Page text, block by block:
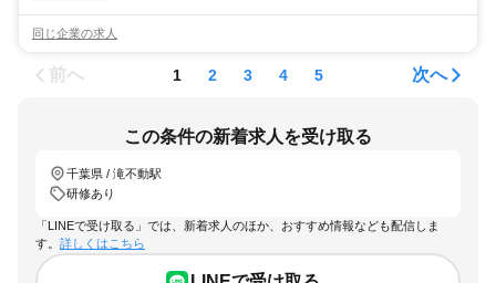
同じ企業の求人
前へ 1 2 3 4 5 次へ
この条件の新着求人を受け取る
千葉県 / 滝不動駅
研修あり
「LINEで受け取る」では、新着求人のほか、おすすめ情報なども配信しま
す。 詳しくはこちら